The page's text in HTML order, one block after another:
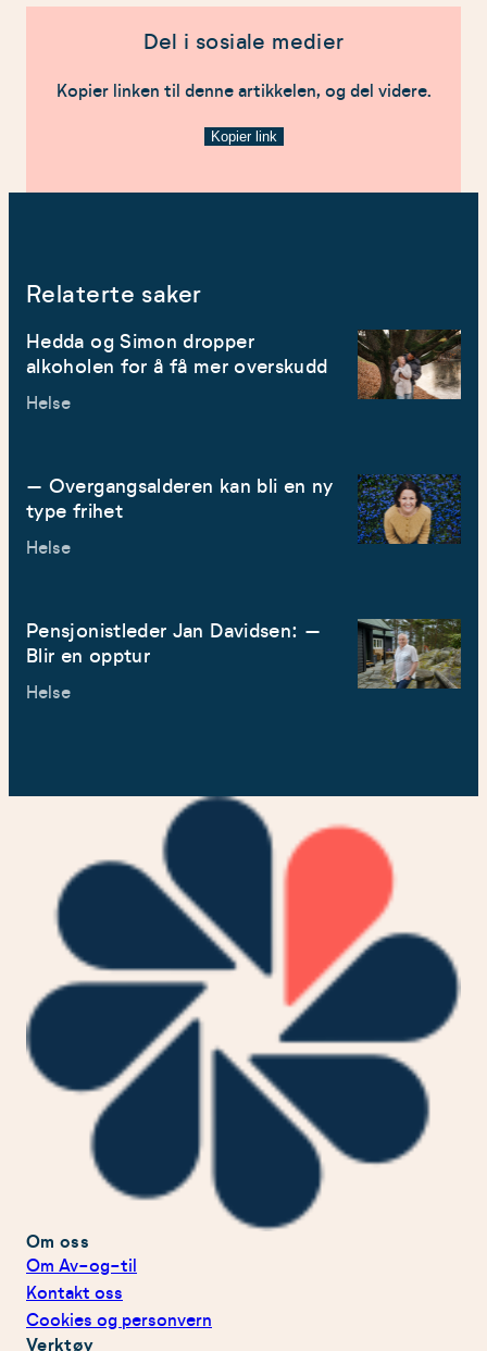
Del i sosiale medier
Kopier linken til denne artikkelen, og del videre.
Kopier link
Relaterte saker
Hedda og Simon dropper
alkoholen for å få mer overskudd
Helse
– Overgangsalderen kan bli en ny
type frihet
Helse
Pensjonistleder Jan Davidsen: –
Blir en opptur
Helse
Om oss
Om Av-og-til
Kontakt oss
Cookies og personvern
Verktøy